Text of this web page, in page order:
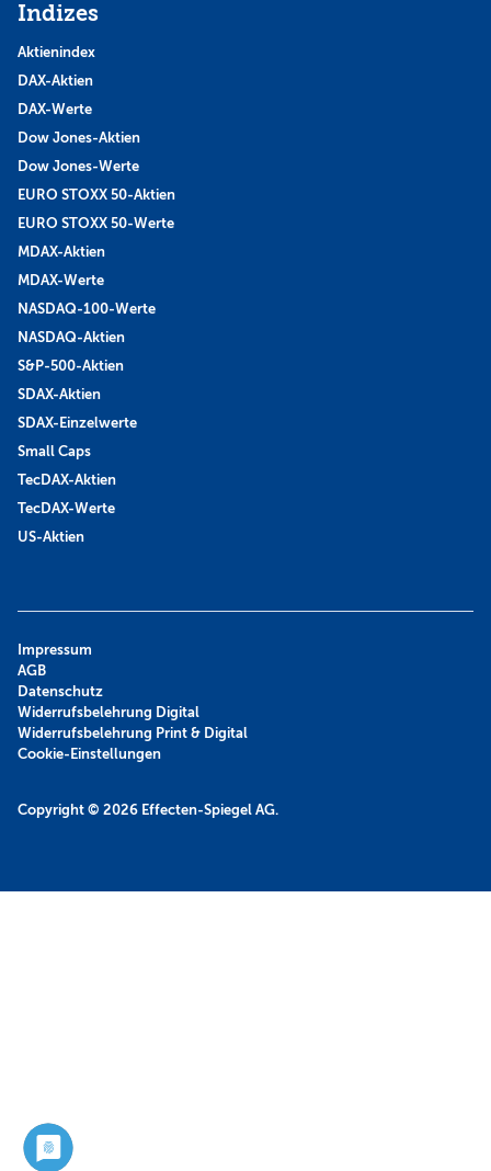
Indizes
Aktienindex
DAX-Aktien
DAX-Werte
Dow Jones-Aktien
Dow Jones-Werte
EURO STOXX 50-Aktien
EURO STOXX 50-Werte
MDAX-Aktien
MDAX-Werte
NASDAQ-100-Werte
NASDAQ-Aktien
S&P-500-Aktien
SDAX-Aktien
SDAX-Einzelwerte
Small Caps
TecDAX-Aktien
TecDAX-Werte
US-Aktien
Copyright © 2026 Effecten-Spiegel AG.
Impressum
AGB
Datenschutz
Widerrufsbelehrung Digital
Widerrufsbelehrung Print & Digital
Cookie-Einstellungen